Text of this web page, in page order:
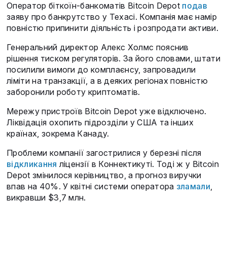
Оператор біткоїн-банкоматів Bitcoin Depot подав
заяву про банкрутство у Техасі. Компанія має намір
повністю припинити діяльність і розпродати активи.
Генеральний директор Алекс Холмс пояснив
рішення тиском регуляторів. За його словами, штати
посилили вимоги до комплаєнсу, запровадили
ліміти на транзакції, а в деяких регіонах повністю
заборонили роботу криптоматів.
Мережу пристроїв Bitcoin Depot уже відключено.
Ліквідація охопить підрозділи у США та інших
країнах, зокрема Канаду.
Проблеми компанії загострилися у березні після
відкликання ліцензії в Коннектикуті. Тоді ж у Bitcoin
Depot змінилося керівництво, а прогноз виручки
впав на 40%. У квітні системи оператора зламали,
викравши $3,7 млн.